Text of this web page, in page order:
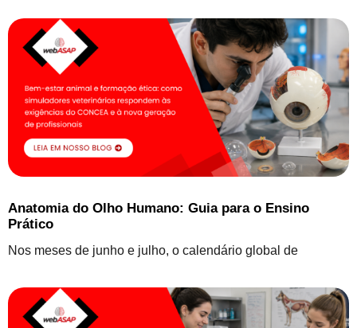
Anatomia do Olho Humano: Guia para o Ensino
Prático
Nos meses de junho e julho, o calendário global de